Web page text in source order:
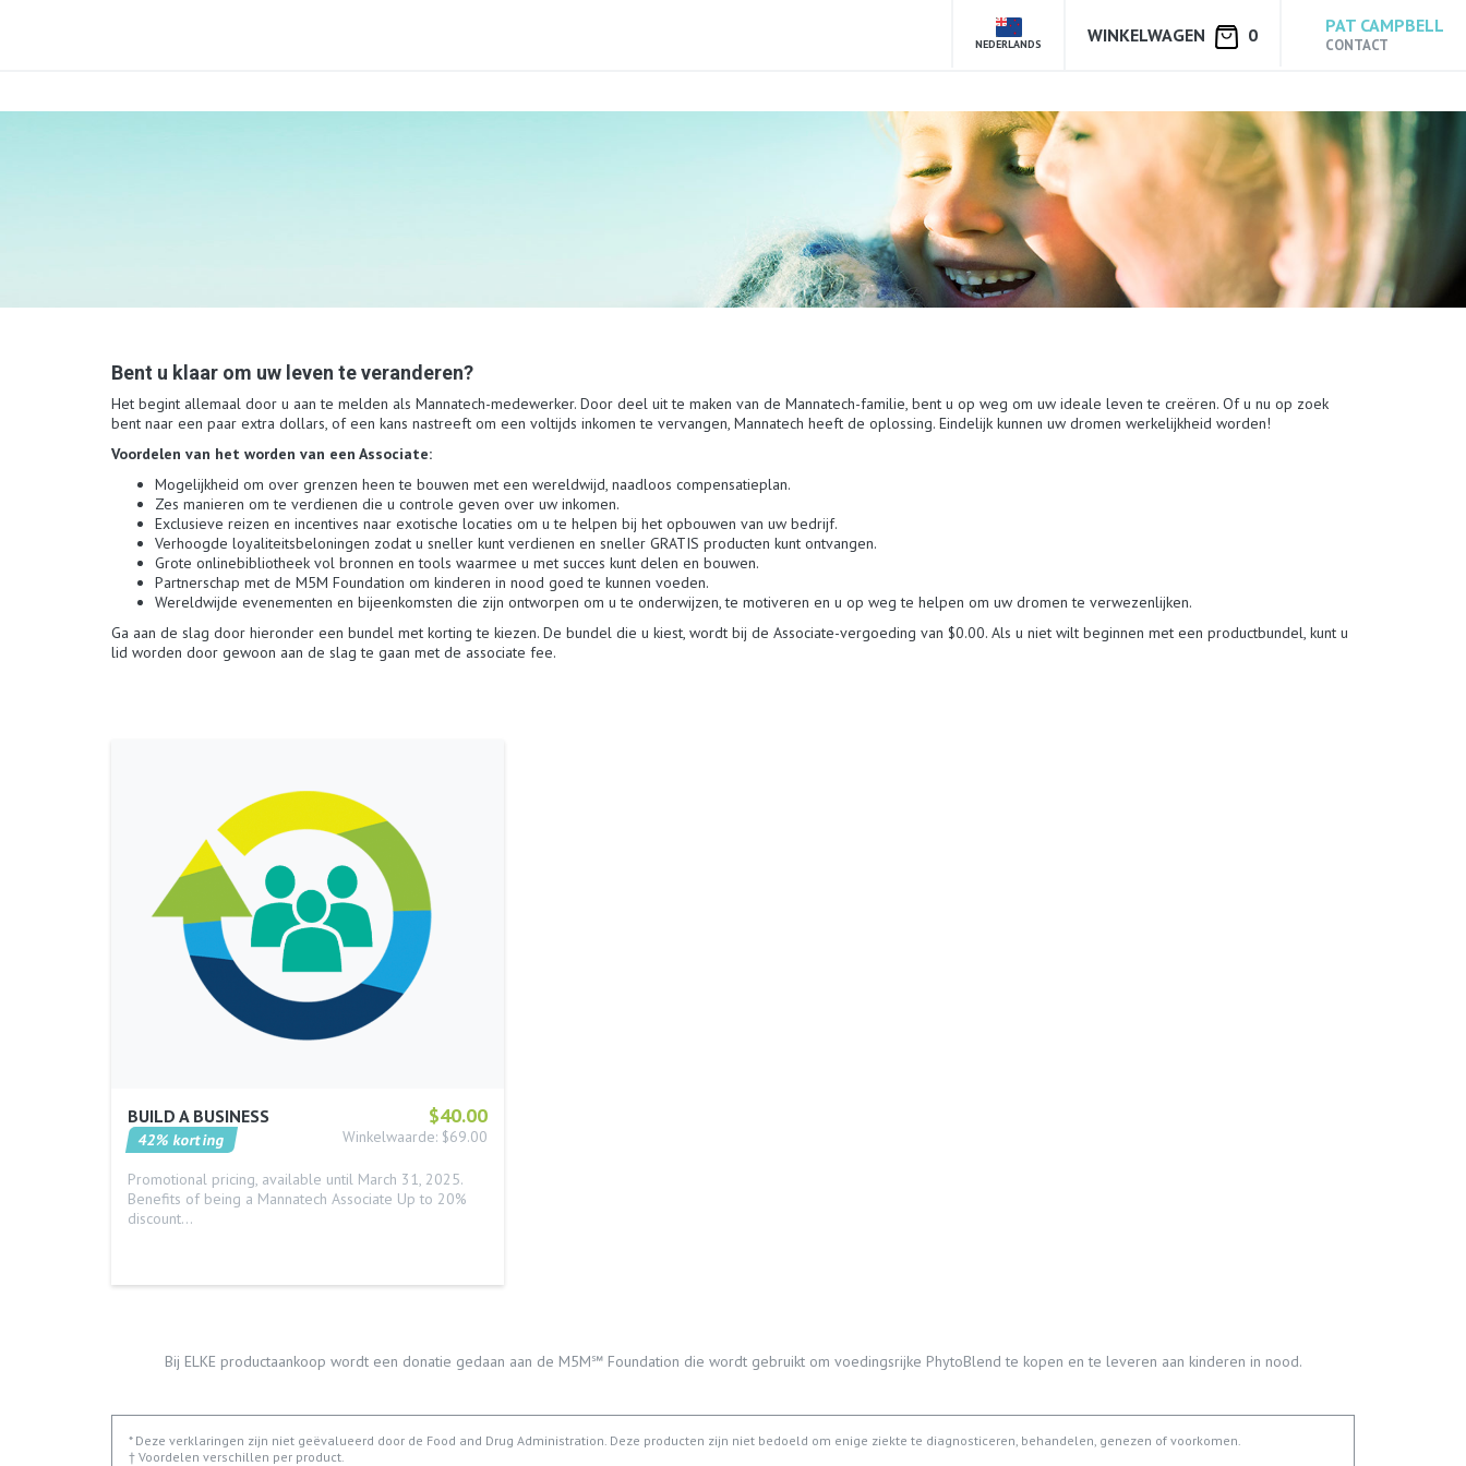
NEDERLANDS WINKELWAGEN 0 PAT CAMPBELL
CONTACT
Bent u klaar om uw leven te veranderen?
Het begint allemaal door u aan te melden als Mannatech-medewerker. Door deel uit te maken van de Mannatech-familie, bent u op weg om uw ideale leven te creëren. Of u nu op zoek
bent naar een paar extra dollars, of een kans nastreeft om een voltijds inkomen te vervangen, Mannatech heeft de oplossing. Eindelijk kunnen uw dromen werkelijkheid worden!
Voordelen van het worden van een Associate:
Mogelijkheid om over grenzen heen te bouwen met een wereldwijd, naadloos compensatieplan.
Zes manieren om te verdienen die u controle geven over uw inkomen.
Exclusieve reizen en incentives naar exotische locaties om u te helpen bij het opbouwen van uw bedrijf.
Verhoogde loyaliteitsbeloningen zodat u sneller kunt verdienen en sneller GRATIS producten kunt ontvangen.
Grote onlinebibliotheek vol bronnen en tools waarmee u met succes kunt delen en bouwen.
Partnerschap met de M5M Foundation om kinderen in nood goed te kunnen voeden.
Wereldwijde evenementen en bijeenkomsten die zijn ontworpen om u te onderwijzen, te motiveren en u op weg te helpen om uw dromen te verwezenlijken.
Ga aan de slag door hieronder een bundel met korting te kiezen. De bundel die u kiest, wordt bij de Associate-vergoeding van $0.00. Als u niet wilt beginnen met een productbundel, kunt u
lid worden door gewoon aan de slag te gaan met de associate fee.
$40.00
BUILD A BUSINESS
Winkelwaarde: $69.00
42% korting
Promotional pricing, available until March 31, 2025.
Benefits of being a Mannatech Associate Up to 20%
discount…
Bij ELKE productaankoop wordt een donatie gedaan aan de M5M℠ Foundation die wordt gebruikt om voedingsrijke PhytoBlend te kopen en te leveren aan kinderen in nood.
* Deze verklaringen zijn niet geëvalueerd door de Food and Drug Administration. Deze producten zijn niet bedoeld om enige ziekte te diagnosticeren, behandelen, genezen of voorkomen.
† Voordelen verschillen per product.